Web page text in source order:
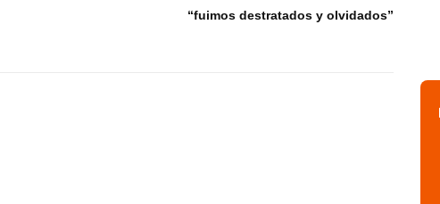
“fuimos destratados y olvidados”